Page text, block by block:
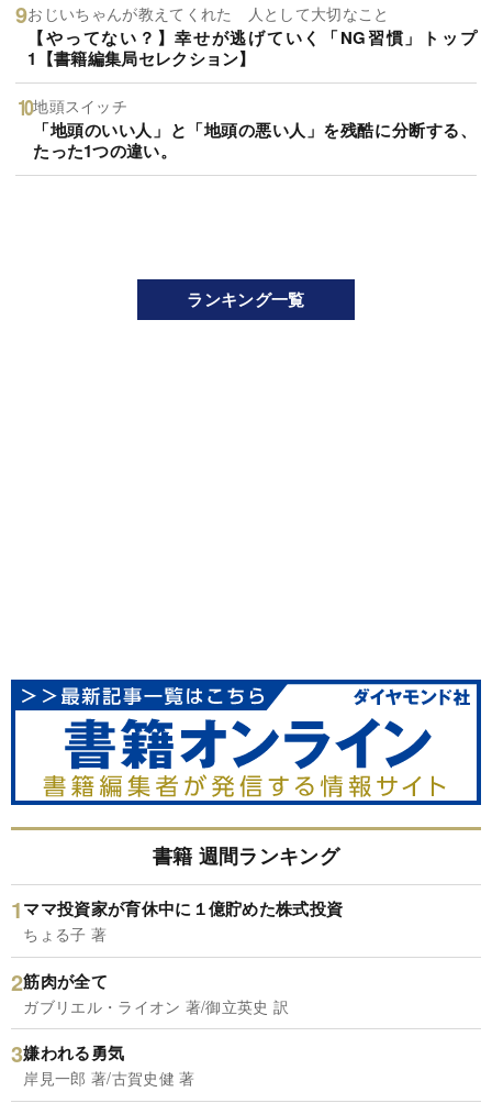
おじいちゃんが教えてくれた 人として大切なこと
【やってない？】幸せが逃げていく「NG習慣」トップ
1【書籍編集局セレクション】
地頭スイッチ
「地頭のいい人」と「地頭の悪い人」を残酷に分断する、
たった1つの違い。
ランキング一覧
書籍 週間ランキング
ママ投資家が育休中に１億貯めた株式投資
ちょる子 著
筋肉が全て
ガブリエル・ライオン 著/御立英史 訳
嫌われる勇気
岸見一郎 著/古賀史健 著